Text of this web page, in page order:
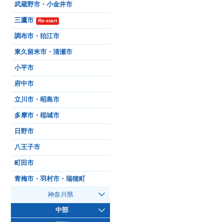
武蔵野市・小金井市
三鷹市 Re-start
調布市・狛江市
東久留米市・清瀬市
小平市
府中市
立川市・昭島市
多摩市・稲城市
日野市
八王子市
町田市
青梅市・羽村市・瑞穂町
神奈川県
中部